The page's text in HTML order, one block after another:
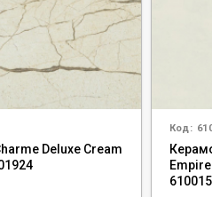
Deluxe Cream
Код: